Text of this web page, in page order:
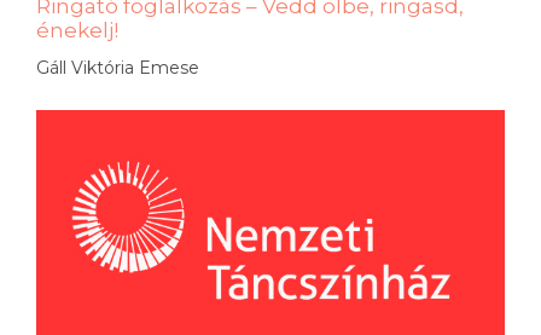
Ringató foglalkozás – Vedd ölbe, ringasd,
énekelj!
Gáll Viktória Emese